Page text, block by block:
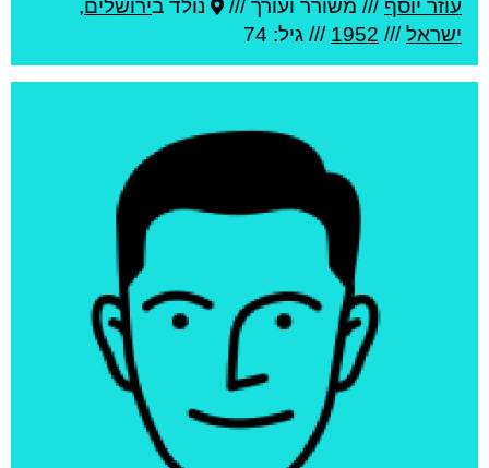
עוזר יוסף /// משורר ועורך /// נולד בירושלים,
ישראל///
1952 /// גיל: 74